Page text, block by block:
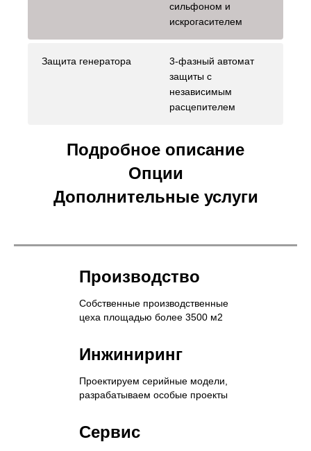
сильфоном и
искрогасителем
Защита генератора
3-фазный автомат
защиты с
независимым
расцепителем
Подробное описание
Опции
Дополнительные услуги
Производство
Собственные производственные
цеха площадью более 3500 м2
Инжиниринг
Проектируем серийные модели,
разрабатываем особые проекты
Сервис